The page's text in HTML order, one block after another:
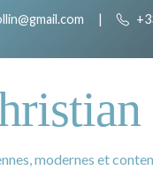
|
modernes et